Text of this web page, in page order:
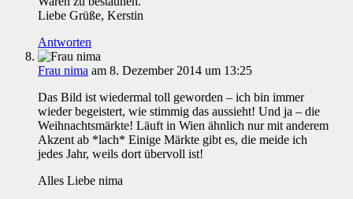
Liebe Grüße, Kerstin
Antworten
Frau nima am 8. Dezember 2014 um 13:25
Das Bild ist wiedermal toll geworden – ich bin immer
wieder begeistert, wie stimmig das aussieht! Und ja – die
Weihnachtsmärkte! Läuft in Wien ähnlich nur mit anderem
Akzent ab *lach* Einige Märkte gibt es, die meide ich
jedes Jahr, weils dort übervoll ist!
Alles Liebe nima